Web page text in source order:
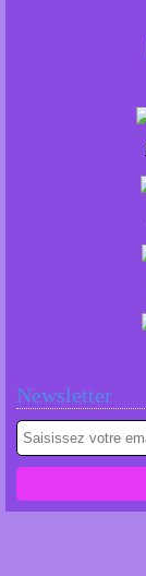
Newsletter